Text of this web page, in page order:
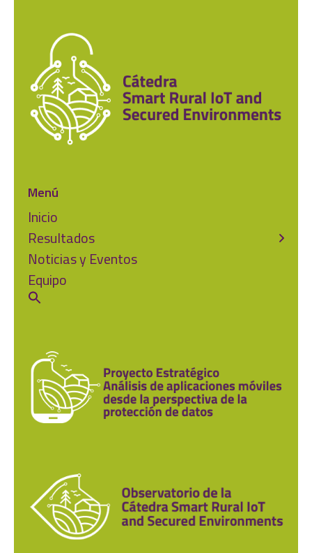
Menú
Inicio
Resultados
Noticias y Eventos
Equipo